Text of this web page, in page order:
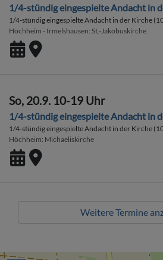
1/4-stündig eingespielte Andacht in
1/4-stündig eingespielte Andacht in der Kirche
Höchheim - Irmelshausen St.-Jakobuskirche
So, 20.9. 10-19 Uhr
1/4-stündig eingespielte Andacht in
1/4-stündig eingespielte Andacht in der Kirche
Höchheim Michaeliskirche
Weitere Termine